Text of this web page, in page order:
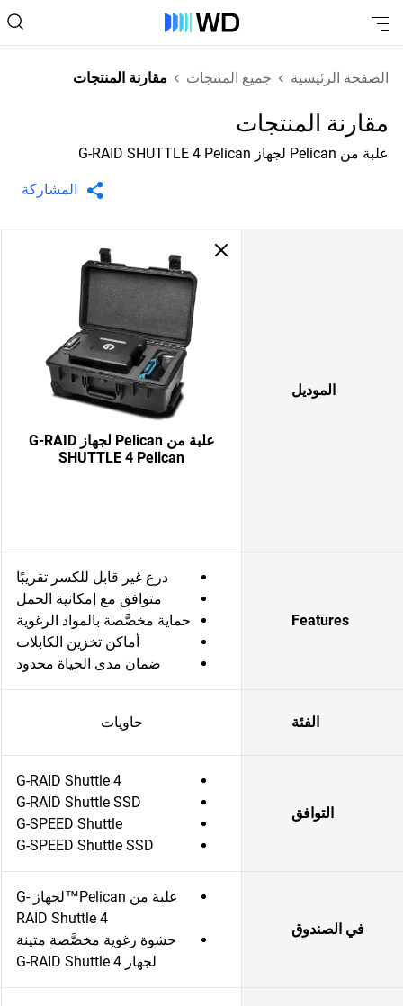
الصفحة الرئيسية جميع المنتجات مقارنة المنتجات
مقارنة المنتجات
علبة من Pelican لجهاز G-RAID SHUTTLE 4 Pelican
المشاركة
الموديل
علبة من Pelican لجهاز G-RAID
SHUTTLE 4 Pelican
Features
درع غير قابل للكسر تقريبًا
متوافق مع إمكانية الحمل
حماية مخصَّصة بالمواد الرغوية
أماكن تخزين الكابلات
ضمان مدى الحياة محدود
الفئة حاويات
التوافق
G-RAID Shuttle 4
G-RAID Shuttle SSD
G-SPEED Shuttle
G-SPEED Shuttle SSD
في الصندوق
علبة من Pelican™لجهاز G-
RAID Shuttle 4
حشوة رغوية مخصَّصة متينة
لجهاز G-RAID Shuttle 4